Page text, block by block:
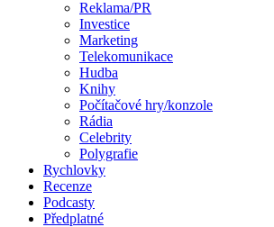
Reklama/PR
Investice
Marketing
Telekomunikace
Hudba
Knihy
Počítačové hry/konzole
Rádia
Celebrity
Polygrafie
Rychlovky
Recenze
Podcasty
Předplatné